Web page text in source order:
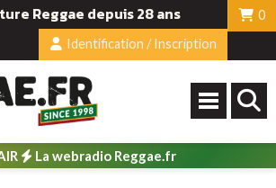
Reggae depuis 28 ans
0
Identification / Inscription
La webradio Reggae.fr